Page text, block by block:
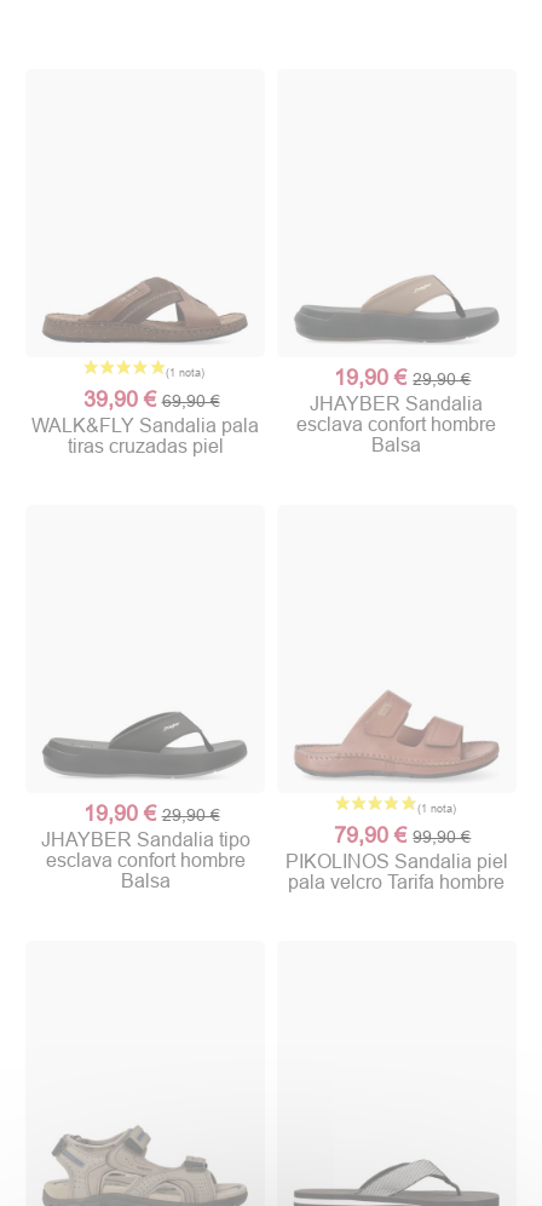
39,90 € 69,90 €
WALK&FLY Sandalia pala
tiras cruzadas piel
19,90 € 29,90 €
JHAYBER Sandalia
esclava confort hombre
Balsa
19,90 € 29,90 €
JHAYBER Sandalia tipo
esclava confort hombre
Balsa
79,90 € 99,90 €
PIKOLINOS Sandalia piel
pala velcro Tarifa hombre